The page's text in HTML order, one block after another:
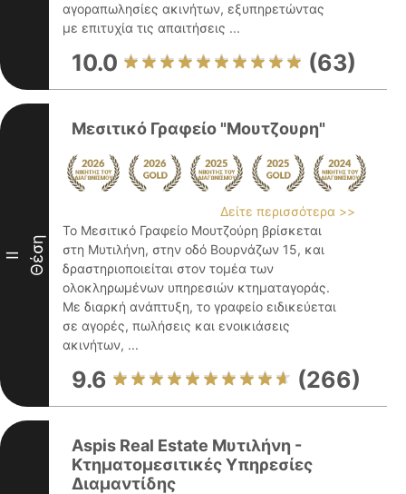
αγοραπωλησίες ακινήτων, εξυπηρετώντας
με επιτυχία τις απαιτήσεις ...
10.0 (63)
II Θέση
Μεσιτικό Γραφείο "Μουτζουρη"
Δείτε περισσότερα >>
Το Μεσιτικό Γραφείο Μουτζούρη βρίσκεται
στη Μυτιλήνη, στην οδό Βουρνάζων 15, και
δραστηριοποιείται στον τομέα των
ολοκληρωμένων υπηρεσιών κτηματαγοράς.
Με διαρκή ανάπτυξη, το γραφείο ειδικεύεται
σε αγορές, πωλήσεις και ενοικιάσεις
ακινήτων, ...
9.6 (266)
Aspis Real Estate Μυτιλήνη -
Κτηματομεσιτικές Υπηρεσίες
Διαμαντίδης